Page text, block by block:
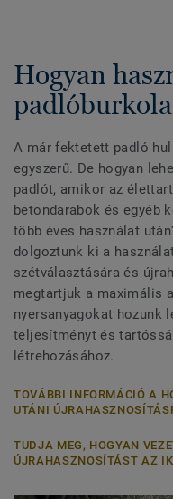
Hogyan
A már fektetett padló
egyszerű. De hogyan
padlót, amikor az
betondarabok és egyéb
több éves használat
dolgoztunk ki a
szétválasztására és
megtartjuk a maximális
nyersanyagokat hozunk
teljesítményt és
létrehozásához.
TOVÁBBI INFORMÁCIÓ A
UTÁNI
TUDJA MEG, HOGYAN
ÚJRAHASZNOSÍTÁST AZ